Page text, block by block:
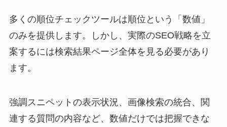
多くの順位チェックツールは順位という「数値」
のみを提供します。しかし、実際のSEO戦略を立
案するには検索結果ページ全体を見る必要があり
ます。
強調スニペットの表示状況、画像検索の統合、関
連する質問の内容など、数値だけでは把握できな